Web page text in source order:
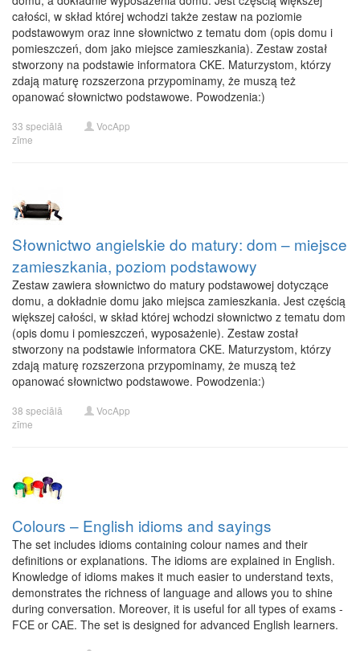
całości, w skład której wchodzi także zestaw na poziomie
podstawowym oraz inne słownictwo z tematu dom (opis domu i
pomieszczeń, dom jako miejsce zamieszkania). Zestaw został
stworzony na podstawie informatora CKE. Maturzystom, którzy
zdają maturę rozszerzona przypominamy, że muszą też
opanować słownictwo podstawowe. Powodzenia:)
33 speciālā
zīme
VocApp
Słownictwo angielskie do matury: dom – miejsce
zamieszkania, poziom podstawowy
Zestaw zawiera słownictwo do matury podstawowej dotyczące
domu, a dokładnie domu jako miejsca zamieszkania. Jest częścią
większej całości, w skład której wchodzi słownictwo z tematu dom
(opis domu i pomieszczeń, wyposażenie). Zestaw został
stworzony na podstawie informatora CKE. Maturzystom, którzy
zdają maturę rozszerzona przypominamy, że muszą też
opanować słownictwo podstawowe. Powodzenia:)
38 speciālā
zīme
VocApp
Colours – English idioms and sayings
The set includes idioms containing colour names and their
definitions or explanations. The idioms are explained in English.
Knowledge of idioms makes it much easier to understand texts,
demonstrates the richness of language and allows you to shine
during conversation. Moreover, it is useful for all types of exams -
FCE or CAE. The set is designed for advanced English learners.